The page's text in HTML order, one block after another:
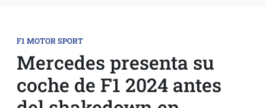
F1 MOTOR SPORT
Mercedes presenta su
coche de F1 2024 antes